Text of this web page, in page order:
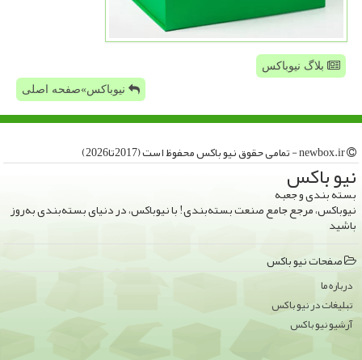
بلاگ نیوباکس
نیوباکس»صفحه اصلی
نیو باكس
بسته بندی و جعبه
نیوباکس، مرجع جامع صنعت بسته‌بندی! با نیوباکس، در دنیای بسته‌بندی به‌روز
باشید
صفحات نیو باكس
درباره ما
تبلیغات در نیو باكس
آرشیو نیو باكس